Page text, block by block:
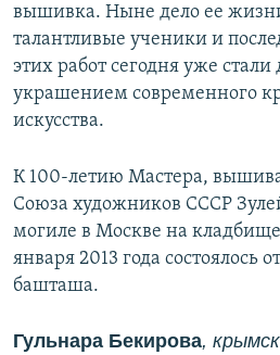
вышивка. Ныне дело ее
талантливые ученики и
этих работ сегодня уже
украшением современного
искусства.
К 100-летию Мастера,
Союза художников СССР
могиле в Москве на
января 2013 года состоялось
башташа.
Гульнара Бекирова,